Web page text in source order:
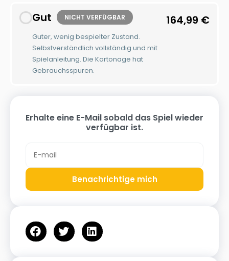
Gut NICHT VERFÜGBAR
Guter, wenig bespielter Zustand.
Selbstverständlich vollständig und mit
Spielanleitung. Die Kartonage hat
Gebrauchsspuren.
164,99 €
Erhalte eine E-Mail sobald das Spiel wieder
verfügbar ist.
Benachrichtige mich